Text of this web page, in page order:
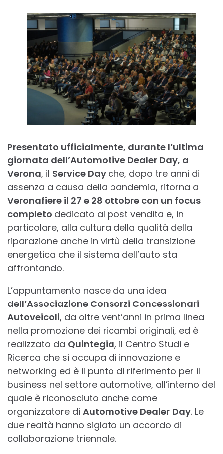
Presentato ufficialmente, durante l’ultima
giornata dell’Automotive Dealer Day, a
Verona, il Service Day che, dopo tre anni di
assenza a causa della pandemia, ritorna a
Veronafiere il 27 e 28 ottobre con un focus
completo dedicato al post vendita e, in
particolare, alla cultura della qualità della
riparazione anche in virtù della transizione
energetica che il sistema dell’auto sta
affrontando.
L’appuntamento nasce da una idea
dell’Associazione Consorzi Concessionari
Autoveicoli, da oltre vent’anni in prima linea
nella promozione dei ricambi originali, ed è
realizzato da Quintegia, il Centro Studi e
Ricerca che si occupa di innovazione e
networking ed è il punto di riferimento per il
business nel settore automotive, all’interno del
quale è riconosciuto anche come
organizzatore di Automotive Dealer Day. Le
due realtà hanno siglato un accordo di
collaborazione triennale.